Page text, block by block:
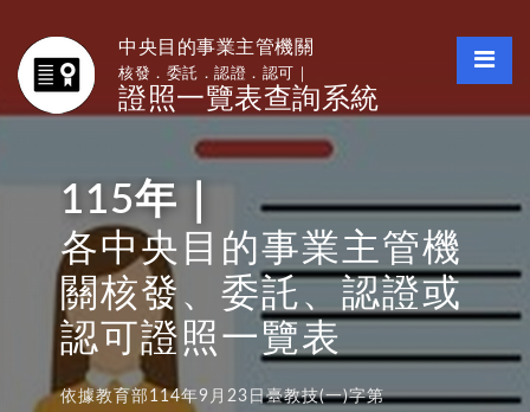
中央目的事業主管機關
核發．委託．認證．認可｜
證照一覽表查詢系統
115年｜
各中央目的事業主管機
關核發、委託、認證或
認可證照一覽表
依據教育部114年9月23日臺教技(一)字第